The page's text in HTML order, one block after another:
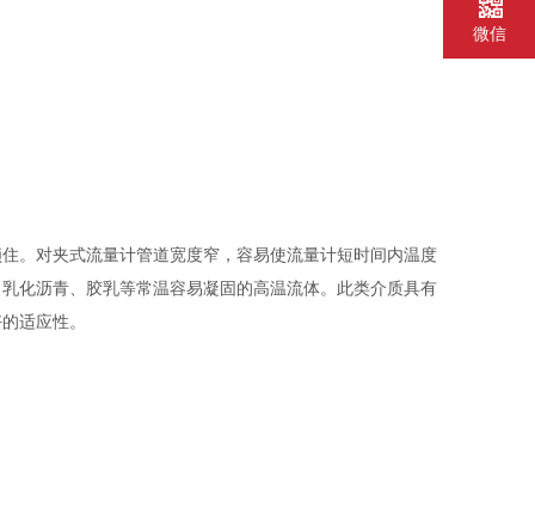
。对夹式流量计管道宽度窄，容易使流量计短时间内温度
化沥青、胶乳等常温容易凝固的高温流体。此类介质具有
适应性。
微信